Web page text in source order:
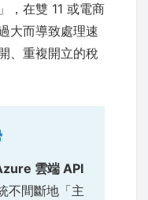
，在雙 11 或電商
大而導致處理速
、重複開立的稅
雲端 API
不間斷地「主